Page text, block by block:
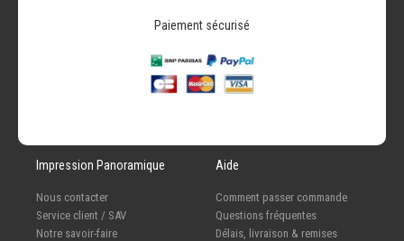
Paiement sécurisé
Impression Panoramique
Nous contacter
Service client / SAV
Notre savoir-faire
Aide
Comment passer commande
Questions fréquentes
Délais, livraison & remises